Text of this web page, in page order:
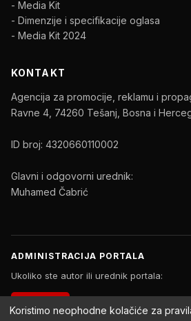
- Media Kit
- Dimenzije i specifikacije oglasa
- Media Kit 2024
KONTAKT
Agencija za promocije, reklamu i
Ravne 4, 74260 Tešanj, Bosna i
ID broj: 4320660110002
Glavni i odgovorni urednik:
Muhamed Čabrić
ADMINISTRACIJA PORTALA
Ukoliko ste autor ili urednik portala:
Koristimo neophodne kolačiće za